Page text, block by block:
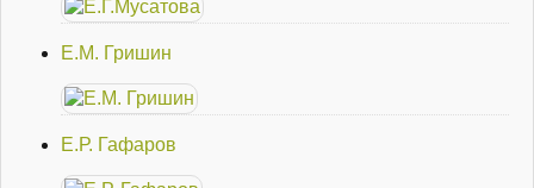
Е.М. Гришин
Е.Р. Гафаров